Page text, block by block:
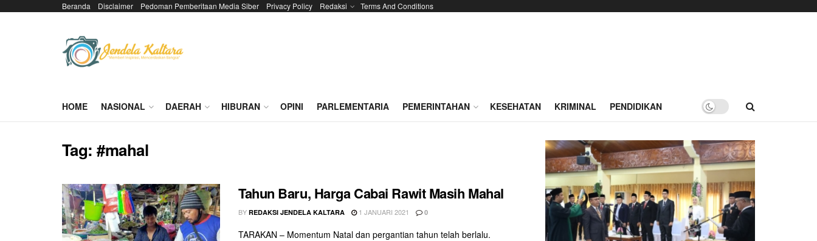
Beranda Disclaimer Pedoman Pemberitaan Media Siber Privacy Policy Redaksi Terms And Conditions
HOME NASIONAL DAERAH HIBURAN OPINI PARLEMENTARIA PEMERINTAHAN KESEHATAN KRIMINAL PENDIDIKAN
Tag:#mahal
Tahun Baru, Harga Cabai Rawit Masih Mahal
BY REDAKSI JENDELA KALTARA 1 JANUARI 2021 0
TARAKAN – Momentum Natal dan pergantian tahun telah berlalu.